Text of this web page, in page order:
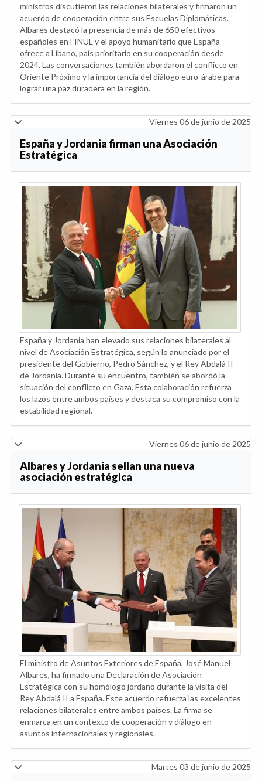
ministros discutieron las relaciones bilaterales y firmaron un
acuerdo de cooperación entre sus Escuelas Diplomáticas.
Albares destacó la presencia de más de 650 efectivos
españoles en FINUL y el apoyo humanitario que España
ofrece a Líbano, país prioritario en su cooperación desde
2024. Las conversaciones también abordaron el conflicto en
Oriente Próximo y la importancia del diálogo euro-árabe para
lograr una paz duradera en la región.
Viernes 06 de junio de 2025
España y Jordania firman una Asociación
Estratégica
España y Jordania han elevado sus relaciones bilaterales al
nivel de Asociación Estratégica, según lo anunciado por el
presidente del Gobierno, Pedro Sánchez, y el Rey Abdalá II
de Jordania. Durante su encuentro, también se abordó la
situación del conflicto en Gaza. Esta colaboración refuerza
los lazos entre ambos países y destaca su compromiso con la
estabilidad regional.
Viernes 06 de junio de 2025
Albares y Jordania sellan una nueva
asociación estratégica
El ministro de Asuntos Exteriores de España, José Manuel
Albares, ha firmado una Declaración de Asociación
Estratégica con su homólogo jordano durante la visita del
Rey Abdalá II a España. Este acuerdo refuerza las excelentes
relaciones bilaterales entre ambos países. La firma se
enmarca en un contexto de cooperación y diálogo en
asuntos internacionales y regionales.
Martes 03 de junio de 2025